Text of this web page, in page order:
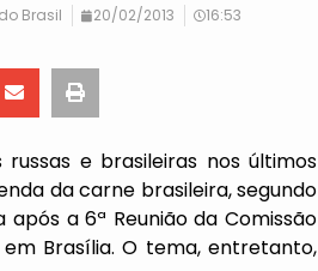
Brasil 20/02/2013 16:53
e brasileiras nos últimos
da carne brasileira, segundo
a 6ª Reunião da Comissão
Brasília. O tema, entretanto,